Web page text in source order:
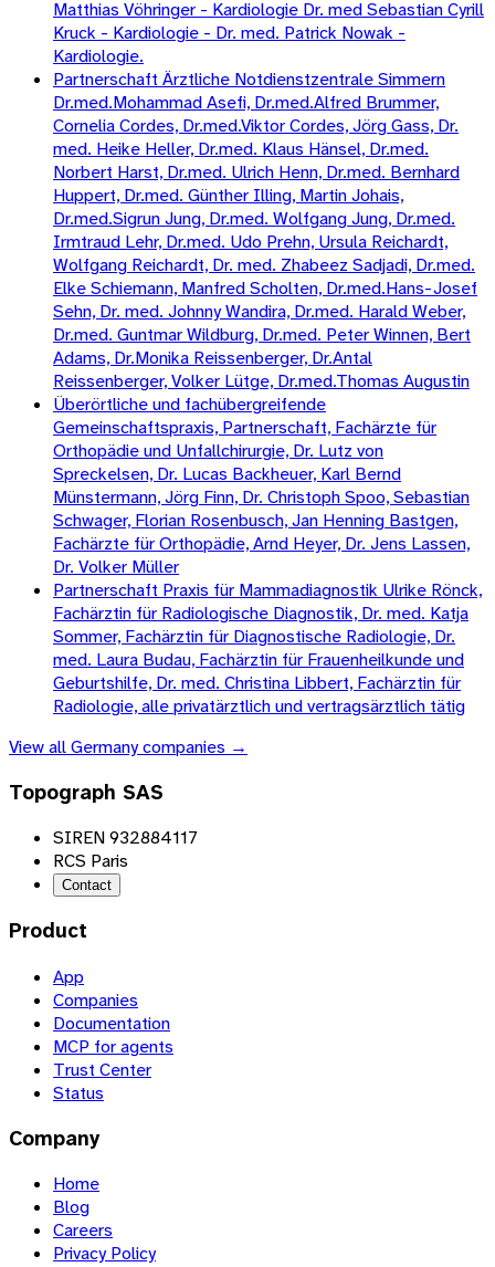
Matthias Vöhringer - Kardiologie Dr. med Sebastian Cyrill
Kruck - Kardiologie - Dr. med. Patrick Nowak -
Kardiologie.
Partnerschaft Ärztliche Notdienstzentrale Simmern
Dr.med.Mohammad Asefi, Dr.med.Alfred Brummer,
Cornelia Cordes, Dr.med.Viktor Cordes, Jörg Gass, Dr.
med. Heike Heller, Dr.med. Klaus Hänsel, Dr.med.
Norbert Harst, Dr.med. Ulrich Henn, Dr.med. Bernhard
Huppert, Dr.med. Günther Illing, Martin Johais,
Dr.med.Sigrun Jung, Dr.med. Wolfgang Jung, Dr.med.
Irmtraud Lehr, Dr.med. Udo Prehn, Ursula Reichardt,
Wolfgang Reichardt, Dr. med. Zhabeez Sadjadi, Dr.med.
Elke Schiemann, Manfred Scholten, Dr.med.Hans-Josef
Sehn, Dr. med. Johnny Wandira, Dr.med. Harald Weber,
Dr.med. Guntmar Wildburg, Dr.med. Peter Winnen, Bert
Adams, Dr.Monika Reissenberger, Dr.Antal
Reissenberger, Volker Lütge, Dr.med.Thomas Augustin
Überörtliche und fachübergreifende
Gemeinschaftspraxis, Partnerschaft, Fachärzte für
Orthopädie und Unfallchirurgie, Dr. Lutz von
Spreckelsen, Dr. Lucas Backheuer, Karl Bernd
Münstermann, Jörg Finn, Dr. Christoph Spoo, Sebastian
Schwager, Florian Rosenbusch, Jan Henning Bastgen,
Fachärzte für Orthopädie, Arnd Heyer, Dr. Jens Lassen,
Dr. Volker Müller
Partnerschaft Praxis für Mammadiagnostik Ulrike Rönck,
Fachärztin für Radiologische Diagnostik, Dr. med. Katja
Sommer, Fachärztin für Diagnostische Radiologie, Dr.
med. Laura Budau, Fachärztin für Frauenheilkunde und
Geburtshilfe, Dr. med. Christina Libbert, Fachärztin für
Radiologie, alle privatärztlich und vertragsärztlich tätig
View allGermanycompanies →
Topograph SAS
SIREN 932884117
RCS Paris
Contact
Product
App
Companies
Documentation
MCP for agents
Trust Center
Status
Company
Home
Blog
Careers
Privacy Policy